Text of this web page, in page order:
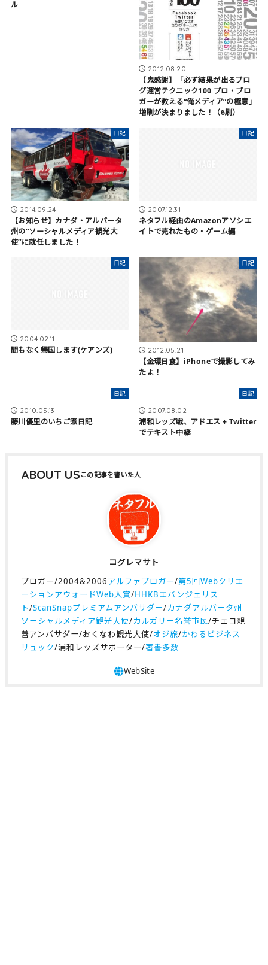
ル
2012.08.20
【鬼感謝】「必ず結果が出るブロ
グ運営テクニック100 プロ・ブロ
ガーが教える“俺メディア”の極意」
増刷が決まりました！（6刷）
日記
2014.09.24
【お知らせ】カナダ・アルバータ
州の“ソーシャルメディア観光大
使”に就任しました！
日記
2007.12.31
ネタフル経由のAmazonアソシエ
イトで売れたもの・ゲーム編
日記
2004.02.11
間もなく帰国します(ケアンズ)
日記
2012.05.21
【金環日食】iPhoneで撮影してみ
たよ！
日記
2010.05.13
藤川優里のいちご煮日記
日記
2007.08.02
浦和レッズ戦、アドエス + Twitter
でテキスト中継
ABOUT US
コグレマサト
ブロガー/2004&2006アルファブロガー/第5回Webクリエ
ーションアウォードWeb人賞/HHKBエバンジェリス
ト/ScanSnapプレミアムアンバサダー/カナダアルバータ州
ソーシャルメディア観光大使/カルガリー名誉市民/チェコ親
善アンバサダー/おくなわ観光大使/オジ旅/かわるビジネス
リュック/浦和レッズサポーター/著書多数